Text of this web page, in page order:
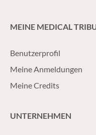
MEINE MEDICAL
Benutzerprofil
Meine Anmeldungen
Meine Credits
UNTERNEHMEN